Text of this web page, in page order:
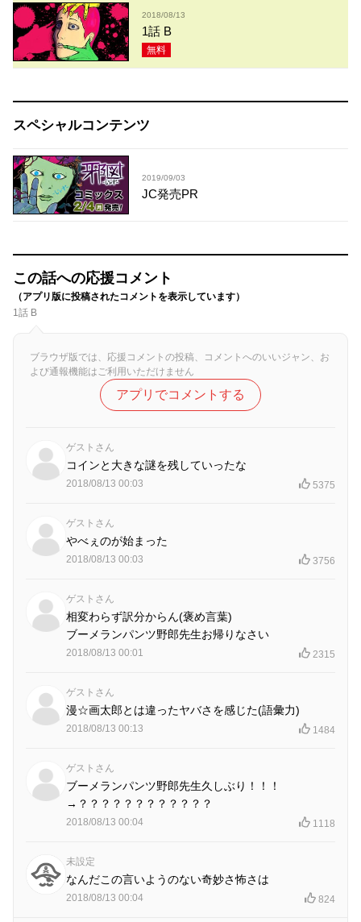
2018/08/13
1話 B
無料
スペシャルコンテンツ
2019/09/03
JC発売PR
この話への応援コメント
（アプリ版に投稿されたコメントを表示しています）
1話 B
ブラウザ版では、応援コメントの投稿、コメントへのいいジャン、お
よび通報機能はご利用いただけません
アプリでコメントする
ゲストさん
コインと大きな謎を残していったな
2018/08/13 00:03 5375
ゲストさん
やべぇのが始まった
2018/08/13 00:03 3756
ゲストさん
相変わらず訳分からん(褒め言葉)
ブーメランパンツ野郎先生お帰りなさい
2018/08/13 00:01 2315
ゲストさん
漫☆画太郎とは違ったヤバさを感じた(語彙力)
2018/08/13 00:13 1484
ゲストさん
ブーメランパンツ野郎先生久しぶり！！！
→？？？？？？？？？？？？
2018/08/13 00:04 1118
未設定
なんだこの言いようのない奇妙さ怖さは
2018/08/13 00:04 824